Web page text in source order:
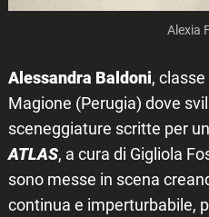
Alexia
Alessandra Baldoni,
Magione (Perugia) dove
sceneggiature scritte per
ATLAS, a cura di Gigliola
sono messe in scena
continua e imperturbabile,